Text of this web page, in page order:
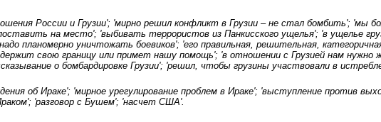
России и Грузии'; 'мирно решил конфликт в Грузии – не стал бомбить'; 'мы
на место'; 'выбивать террористов из Панкисского ущелья'; 'в ущелье
планомерно уничтожать боевиков'; 'его правильная, решительная,
свою границу или примет нашу помощь'; 'в отношении с Грузией нам нужно
о бомбардировке Грузии'; 'решил, чтобы грузины участвовали в
об Ираке'; 'мирное урегулирование проблем в Ираке'; 'выступление против
'разговор с Бушем'; 'насчет США'.